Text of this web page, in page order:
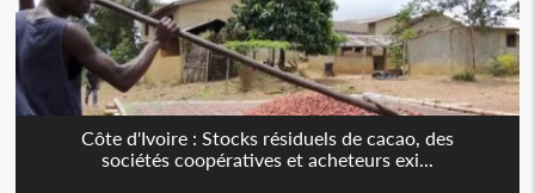
Côte d'Ivoire : Stocks résiduels de cacao, des
sociétés coopératives et acheteurs exi...